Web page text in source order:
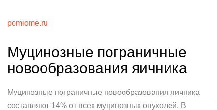
pomiome.ru
Муцинозные пограничные
новообразования яичника
Муцинозные пограничные новообразования яичника
составляют 14% от всех муцинозных опухолей. В